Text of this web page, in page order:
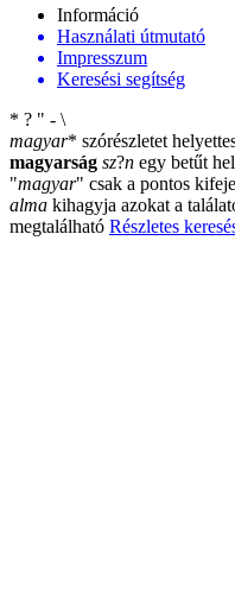
Információ
Használati útmutató
Impresszum
Keresési segítség
* ? " - \
magyar* szórészletet
magyarság sz?n egy betűt
"magyar" csak a pontos
alma kihagyja azokat a
megtalálható Részletes